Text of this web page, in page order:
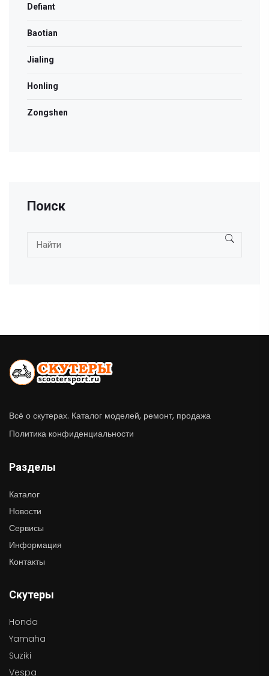
Defiant
Baotian
Jialing
Honling
Zongshen
Поиск
Всё о скутерах. Каталог моделей, ремонт, продажа
Политика конфиденциальности
Разделы
Каталог
Новости
Сервисы
Информация
Контакты
Скутеры
Honda
Yamaha
Suziki
Vespa